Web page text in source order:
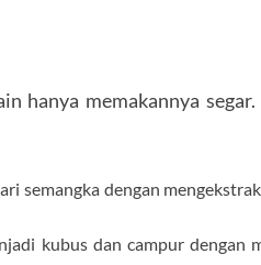
hanya memakannya
semangka dengan
kubus dan campur dengan